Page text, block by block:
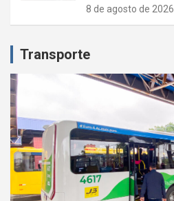
8 de agosto de 2026
Transporte